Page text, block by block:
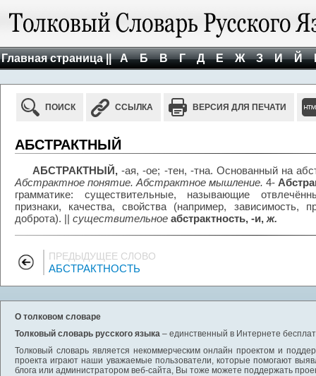
Главная страница || А Б В Г Д Е Ж З И Й
ПОИСК ССЫЛКА ВЕРСИЯ ДЛЯ ПЕЧАТИ
АБСТРАКТНЫЙ
АБСТРАКТНЫЙ, -ая, -ое; -тен, -тна. Основанный на
Абстрактное понятие. Абстрактное мышление. 4-
грамматике: существительные, называющие
признаки, качества, свойства (например, зависимость,
доброта). || существительное абстрактность, -и, ж.
ПРЕДЫДУЩЕЕ СЛОВО
АБСТРАКТНОСТЬ
О толковом словаре
Толковый словарь русского языка – единственный в Интернете
Толковый словарь является некоммерческим онлайн проектом и
проекта играют наши уважаемые пользователи, которые помогают
блога или администратором веб-сайта, Вы тоже можете поддержать